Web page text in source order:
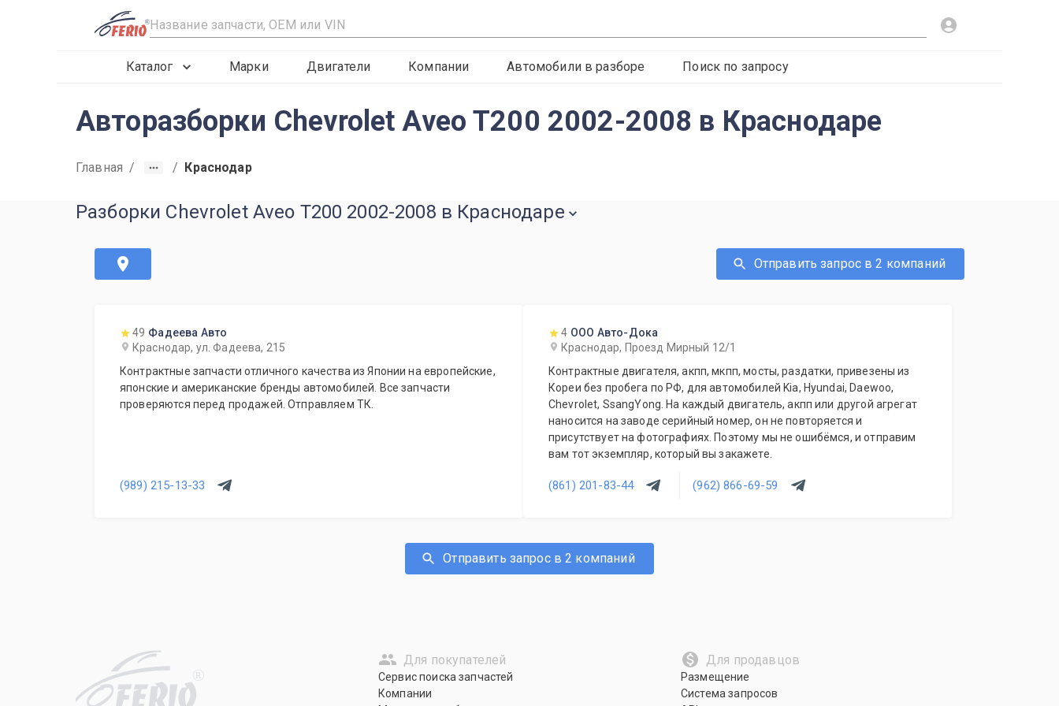
R
Каталог Марки Двигатели Компании Автомобили в разборе Поиск по запросу
Авторазборки Chevrolet Aveo T200 2002-2008 в Краснодаре
Главная / / Краснодар
Разборки Chevrolet Aveo T200 2002-2008 в Краснодаре
Отправить запрос в 2 компаний
49 Фадеева Авто
Краснодар, ул. Фадеева, 215
Контрактные запчасти отличного качества из Японии на европейские,
японские и американские бренды автомобилей. Все запчасти
проверяются перед продажей. Отправляем ТК.
(989) 215-13-33
4 ООО Авто-Дока
Краснодар, Проезд Мирный 12/1
Контрактные двигателя, акпп, мкпп, мосты, раздатки, привезены из
Кореи без пробега по РФ, для автомобилей Kia, Hyundai, Daewoo,
Chevrolet, SsangYong. На каждый двигатель, акпп или другой агрегат
наносится на заводе серийный номер, он не повторяется и
присутствует на фотографиях. Поэтому мы не ошибёмся, и отправим
вам тот экземпляр, который вы закажете.
(861) 201-83-44 (962) 866-69-59
Отправить запрос в 2 компаний
R
Для покупателей
Сервис поиска запчастей
Компании
Для продавцов
Размещение
Система запросов